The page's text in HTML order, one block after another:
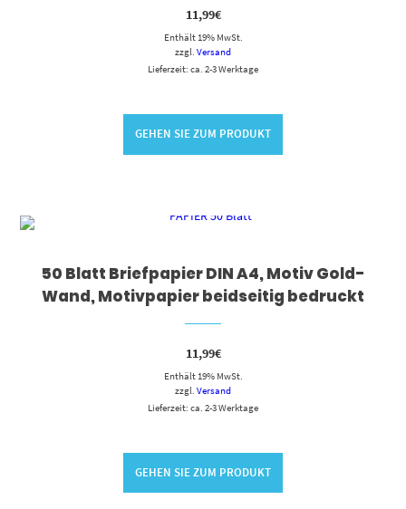
11,99€
Enthält 19% MwSt.
zzgl. Versand
Lieferzeit: ca. 2-3 Werktage
GEHEN SIE ZUM PRODUKT
50 Blatt Briefpapier DIN A4, Motiv Gold-
Wand, Motivpapier beidseitig bedruckt
11,99€
Enthält 19% MwSt.
zzgl. Versand
Lieferzeit: ca. 2-3 Werktage
GEHEN SIE ZUM PRODUKT